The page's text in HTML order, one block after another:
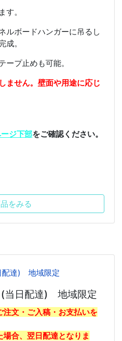
す。
ルボードハンガーに吊るし
成。
ープ止めも可能。
ません。壁面や用途に応じ
ジ下部をご確認ください。
をみる
(当日配達) 地域限定
文・ご入稿・お支払いを
合、翌日配達となりま